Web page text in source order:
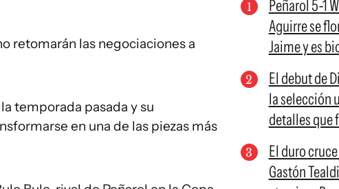
retomarán las negociaciones a
temporada pasada y su
en una de las piezas más
Peñarol 5-1
Aguirre se
Jaime y es
El debut de
la selección
detalles que
El duro
Gastón